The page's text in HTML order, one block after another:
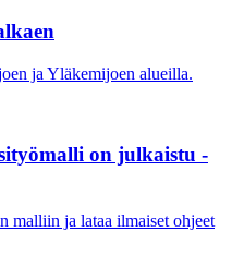
ja Yläkemijoen alueilla.
on julkaistu -
malliin ja lataa ilmaiset ohjeet